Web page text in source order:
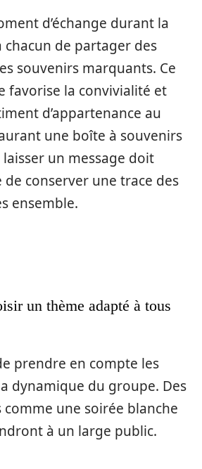
d’échange durant la
chacun de partager des
souvenirs marquants. Ce
favorise la convivialité et
d’appartenance au
une boîte à souvenirs
un message doit
conserver une trace des
ensemble.
un thème adapté à tous
prendre en compte les
dynamique du groupe. Des
une soirée blanche
à un large public.